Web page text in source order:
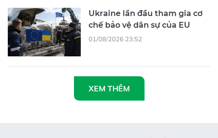
Ukraine lần đầu tham gia cơ
chế bảo vệ dân sự của EU
01/08/2026 23:52
XEM THÊM